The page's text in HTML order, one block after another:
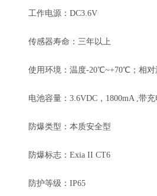
工作电源：DC3.6V
传感器寿命：三年以上
使用环境：温度-20℃~+70℃；相对
电池容量：3.6VDC，1800mA ,带充
防爆类型：本质安全型
防爆标志：Exia II CT6
防护等级：IP65